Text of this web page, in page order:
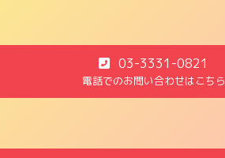
03-3331-0821
電話でのお問い合わせはこちら